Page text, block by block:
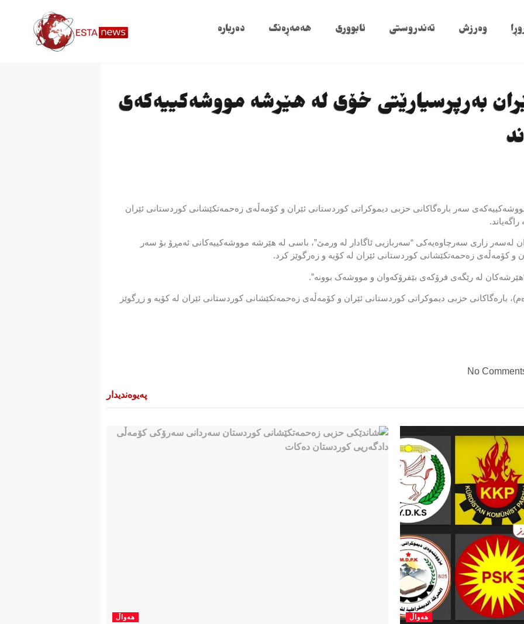
وەرزش تەندروستی ئابووری هەمەڕەنگ دەربارە
بەرپرسیارێتی خۆی لە هێرشە مووشەکییەکەی
سەر بارەگاکانی حزبی دیموکراتی کوردستانی ئێران و کۆمەڵەی زەحمەتکێشانی کوردستانی ئێران
لەسەر زاری سەرچاوەیەکی “سەربازیی ئاگادار لە ورمێ”، باسی لە هێرشە مووشەکییەکانی ئەمڕۆ بۆ سەر
و کۆمەڵەی زەحمەتکێشانی کوردستانی ئێران لە کۆیە و زەرگوێز کرد.
لە رێگەی فرۆکەی بێفرۆکەوان و مووشەک بوونە”.
14ـی تشرینی دووەم)، بارەگاکانی حزبی دیموکراتی کوردستانی ئێران و کۆمەڵەی زەحمەتکێشانی کوردستانی ئێران لە کۆیە و زڕگوێز
No
پەیوەندیدار
هەواڵ هەواڵ